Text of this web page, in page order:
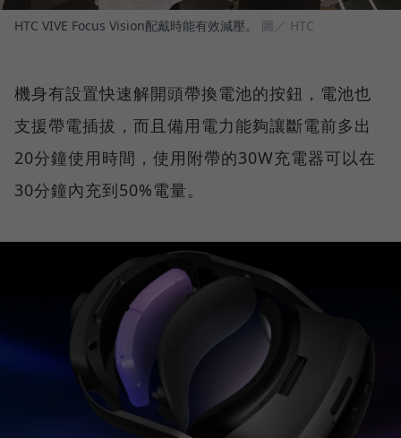
HTC VIVE Focus Vision配戴時能有效減壓。 圖／ HTC
機身有設置快速解開頭帶換電池的按鈕，電池也
支援帶電插拔，而且備用電力能夠讓斷電前多出
20分鐘使用時間，使用附帶的30W充電器可以在
30分鐘內充到50%電量。